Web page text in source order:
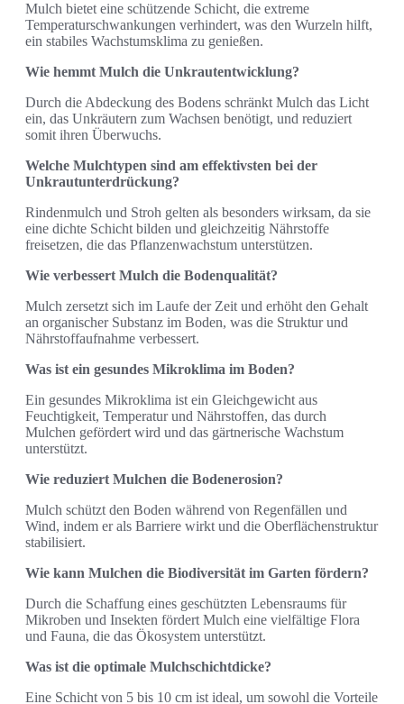
Mulch bietet eine schützende Schicht, die extreme
Temperaturschwankungen verhindert, was den Wurzeln hilft,
ein stabiles Wachstumsklima zu genießen.
Wie hemmt Mulch die Unkrautentwicklung?
Durch die Abdeckung des Bodens schränkt Mulch das Licht
ein, das Unkräutern zum Wachsen benötigt, und reduziert
somit ihren Überwuchs.
Welche Mulchtypen sind am effektivsten bei der
Unkrautunterdrückung?
Rindenmulch und Stroh gelten als besonders wirksam, da sie
eine dichte Schicht bilden und gleichzeitig Nährstoffe
freisetzen, die das Pflanzenwachstum unterstützen.
Wie verbessert Mulch die Bodenqualität?
Mulch zersetzt sich im Laufe der Zeit und erhöht den Gehalt
an organischer Substanz im Boden, was die Struktur und
Nährstoffaufnahme verbessert.
Was ist ein gesundes Mikroklima im Boden?
Ein gesundes Mikroklima ist ein Gleichgewicht aus
Feuchtigkeit, Temperatur und Nährstoffen, das durch
Mulchen gefördert wird und das gärtnerische Wachstum
unterstützt.
Wie reduziert Mulchen die Bodenerosion?
Mulch schützt den Boden während von Regenfällen und
Wind, indem er als Barriere wirkt und die Oberflächenstruktur
stabilisiert.
Wie kann Mulchen die Biodiversität im Garten fördern?
Durch die Schaffung eines geschützten Lebensraums für
Mikroben und Insekten fördert Mulch eine vielfältige Flora
und Fauna, die das Ökosystem unterstützt.
Was ist die optimale Mulchschichtdicke?
Eine Schicht von 5 bis 10 cm ist ideal, um sowohl die Vorteile